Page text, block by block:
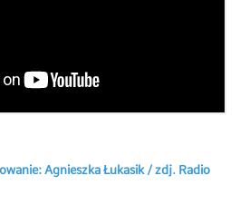
Agnieszka Łukasik / zdj. Radio